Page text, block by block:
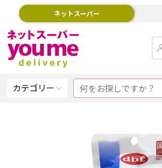
ネットスーパー
カテゴリー